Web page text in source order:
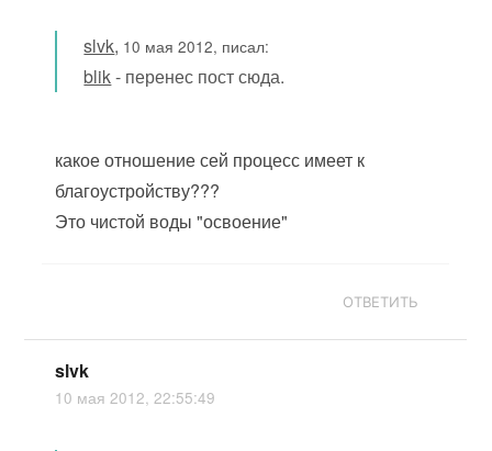
slvk, 10 мая 2012, писал:
blik- перенес пост сюда.
какое отношение сей процесс имеет к
благоустройству???
Это чистой воды "освоение"
ОТВЕТИТЬ
slvk
10 мая 2012, 22:55:49